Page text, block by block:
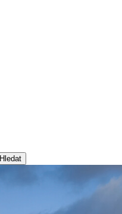
Hledat